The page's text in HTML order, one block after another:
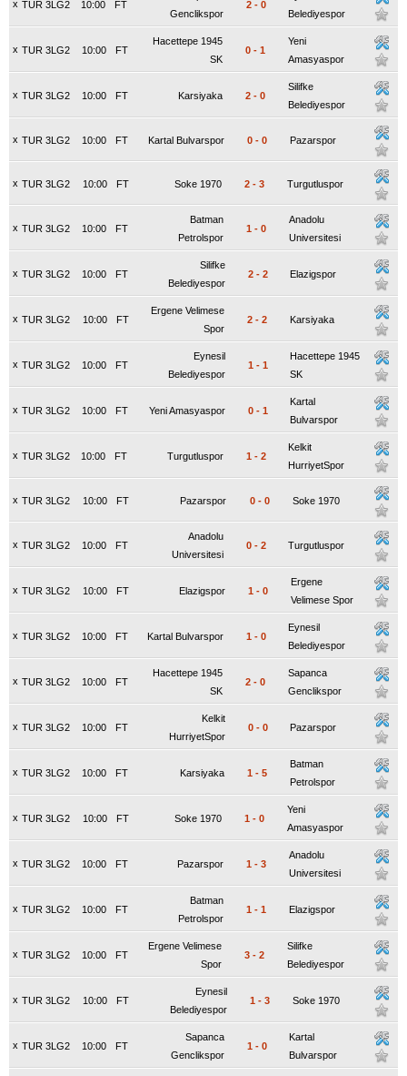
x TUR 3LG2 FT
10:00
Genclikspor
2 - 0
Belediyespor
x TUR 3LG2 FT
10:00
Hacettepe 1945
SK
0 - 1
Yeni
Amasyaspor
x TUR 3LG2 FT
10:00 Karsiyaka 2 - 0
Silifke
Belediyespor
x TUR 3LG2 FT
10:00 Kartal Bulvarspor 0 - 0 Pazarspor
x TUR 3LG2 FT
10:00 Soke 1970 2 - 3 Turgutluspor
x TUR 3LG2 FT
10:00
Batman
Petrolspor
1 - 0
Anadolu
Universitesi
x TUR 3LG2 FT
10:00
Silifke
Belediyespor
2 - 2 Elazigspor
x TUR 3LG2 FT
10:00
Ergene Velimese
Spor
2 - 2 Karsiyaka
x TUR 3LG2 FT
10:00
Eynesil
Belediyespor
1 - 1
Hacettepe 1945
SK
x TUR 3LG2 FT
10:00 Yeni Amasyaspor 0 - 1
Kartal
Bulvarspor
x TUR 3LG2 FT
10:00 Turgutluspor 1 - 2
Kelkit
HurriyetSpor
x TUR 3LG2 FT
10:00 Pazarspor 0 - 0 Soke 1970
x TUR 3LG2 FT
10:00
Anadolu
Universitesi
0 - 2 Turgutluspor
x TUR 3LG2 FT
10:00 Elazigspor 1 - 0
Ergene
Velimese Spor
x TUR 3LG2 FT
10:00 Kartal Bulvarspor 1 - 0
Eynesil
Belediyespor
x TUR 3LG2 FT
10:00
Hacettepe 1945
SK
2 - 0
Sapanca
Genclikspor
x TUR 3LG2 FT
10:00
Kelkit
HurriyetSpor
0 - 0 Pazarspor
x TUR 3LG2 FT
10:00 Karsiyaka 1 - 5
Batman
Petrolspor
x TUR 3LG2 FT
10:00 Soke 1970 1 - 0
Yeni
Amasyaspor
x TUR 3LG2 FT
10:00 Pazarspor 1 - 3
Anadolu
Universitesi
x TUR 3LG2 FT
10:00
Batman
Petrolspor
1 - 1 Elazigspor
x TUR 3LG2 FT
10:00
Ergene Velimese
Spor
3 - 2
Silifke
Belediyespor
x TUR 3LG2 FT
10:00
Eynesil
Belediyespor
1 - 3 Soke 1970
x TUR 3LG2 FT
10:00
Sapanca
Genclikspor
1 - 0
Kartal
Bulvarspor